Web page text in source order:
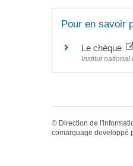
Pour en savoir
Le chèque
Institut national
© Direction de
comarquage developpé